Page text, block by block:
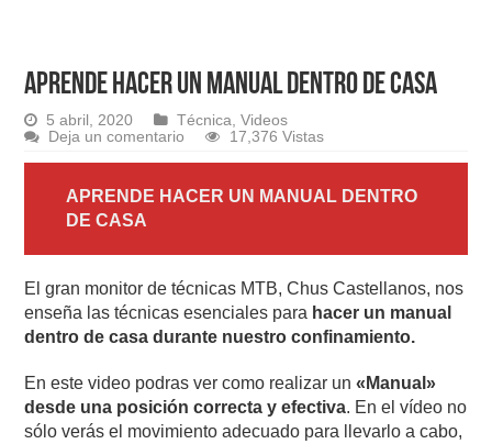
APRENDE HACER UN MANUAL DENTRO DE CASA
5 abril, 2020 Técnica ,Videos
Deja un comentario
17,376 Vistas
APRENDE HACER UN MANUAL DENTRO
DE CASA
El gran monitor de técnicas MTB, Chus Castellanos, nos
enseña las técnicas esenciales para hacer un manual
dentro de casa durante nuestro confinamiento.
En este video podras ver como realizar un«Manual»
desde una posición correcta y efectiva. En el vídeo no
sólo verás el movimiento adecuado para llevarlo a cabo,